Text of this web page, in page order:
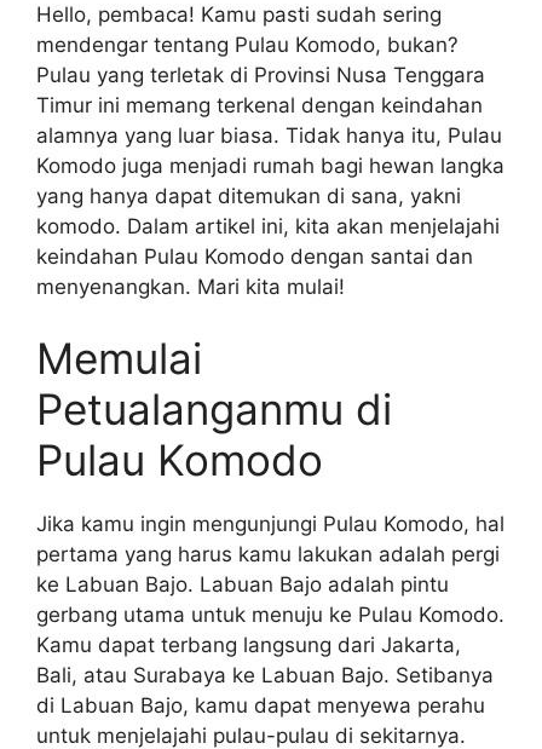
Hello, pembaca! Kamu pasti sudah sering
mendengar tentang Pulau Komodo, bukan?
Pulau yang terletak di Provinsi Nusa Tenggara
Timur ini memang terkenal dengan keindahan
alamnya yang luar biasa. Tidak hanya itu, Pulau
Komodo juga menjadi rumah bagi hewan langka
yang hanya dapat ditemukan di sana, yakni
komodo. Dalam artikel ini, kita akan menjelajahi
keindahan Pulau Komodo dengan santai dan
menyenangkan. Mari kita mulai!
Memulai
Petualanganmu di
Pulau Komodo
Jika kamu ingin mengunjungi Pulau Komodo, hal
pertama yang harus kamu lakukan adalah pergi
ke Labuan Bajo. Labuan Bajo adalah pintu
gerbang utama untuk menuju ke Pulau Komodo.
Kamu dapat terbang langsung dari Jakarta,
Bali, atau Surabaya ke Labuan Bajo. Setibanya
di Labuan Bajo, kamu dapat menyewa perahu
untuk menjelajahi pulau-pulau di sekitarnya.